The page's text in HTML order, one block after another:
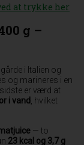
at trykke her
g –
i Italien og
og marineres i en
er værd at
i vand
, hvilket
— to
23 kcal og 3,7 g